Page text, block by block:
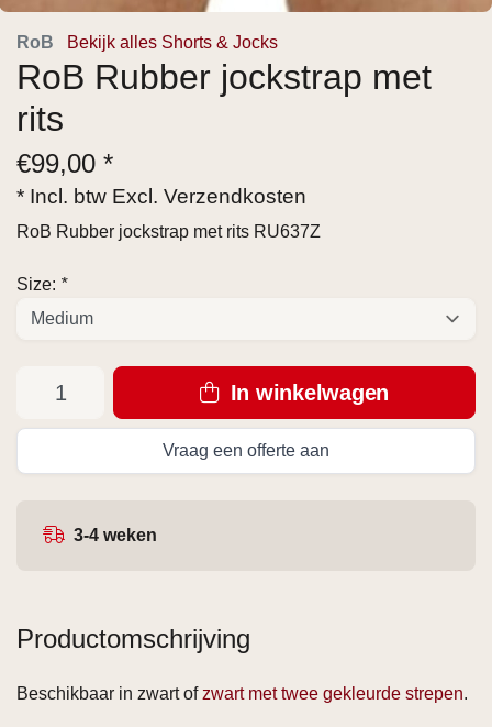
RoB Bekijk alles Shorts & Jocks
RoB Rubber jockstrap met
rits
€99,00 *
* Incl. btw Excl. Verzendkosten
RoB Rubber jockstrap met rits RU637Z
Size: *
In winkelwagen
Vraag een offerte aan
3-4 weken
Productomschrijving
Beschikbaar in zwart ofzwart met twee gekleurde strepen.